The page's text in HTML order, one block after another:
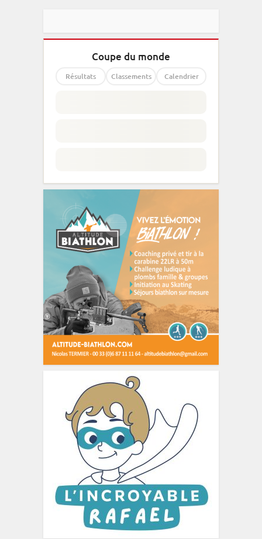
Coupe du monde
Résultats Classements Calendrier